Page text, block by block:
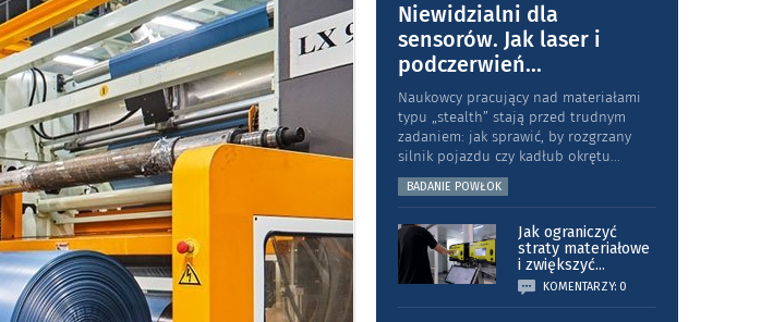
Niewidzialni dla
sensorów. Jak laser i
podczerwień...
Naukowcy pracujący nad materiałami
typu „stea­lth” stają przed trudnym
zadaniem: jak sprawić, by rozgrzany
silnik pojazdu czy kadłub okrętu...
BADANIE POWŁOK
Jak ograniczyć
straty materiałowe
i zwiększyć...
KOMENTARZY: 0